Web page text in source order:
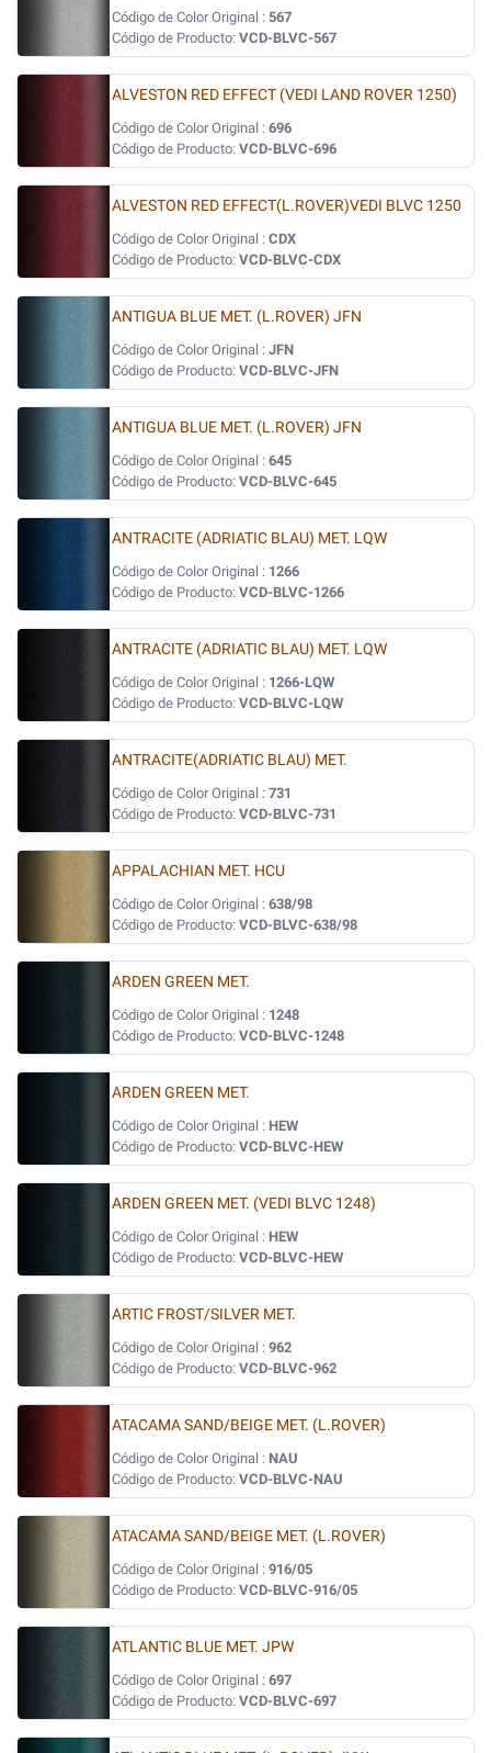
Código de Color Original : 567
Código de Producto: VCD-BLVC-567
ALVESTON RED EFFECT (VEDI LAND ROVER 1250)
Código de Color Original : 696
Código de Producto: VCD-BLVC-696
ALVESTON RED EFFECT(L.ROVER)VEDI BLVC 1250
Código de Color Original : CDX
Código de Producto: VCD-BLVC-CDX
ANTIGUA BLUE MET. (L.ROVER) JFN
Código de Color Original : JFN
Código de Producto: VCD-BLVC-JFN
ANTIGUA BLUE MET. (L.ROVER) JFN
Código de Color Original : 645
Código de Producto: VCD-BLVC-645
ANTRACITE (ADRIATIC BLAU) MET. LQW
Código de Color Original : 1266
Código de Producto: VCD-BLVC-1266
ANTRACITE (ADRIATIC BLAU) MET. LQW
Código de Color Original : 1266-LQW
Código de Producto: VCD-BLVC-LQW
ANTRACITE(ADRIATIC BLAU) MET.
Código de Color Original : 731
Código de Producto: VCD-BLVC-731
APPALACHIAN MET. HCU
Código de Color Original : 638/98
Código de Producto: VCD-BLVC-638/98
ARDEN GREEN MET.
Código de Color Original : 1248
Código de Producto: VCD-BLVC-1248
ARDEN GREEN MET.
Código de Color Original : HEW
Código de Producto: VCD-BLVC-HEW
ARDEN GREEN MET. (VEDI BLVC 1248)
Código de Color Original : HEW
Código de Producto: VCD-BLVC-HEW
ARTIC FROST/SILVER MET.
Código de Color Original : 962
Código de Producto: VCD-BLVC-962
ATACAMA SAND/BEIGE MET. (L.ROVER)
Código de Color Original : NAU
Código de Producto: VCD-BLVC-NAU
ATACAMA SAND/BEIGE MET. (L.ROVER)
Código de Color Original : 916/05
Código de Producto: VCD-BLVC-916/05
ATLANTIC BLUE MET. JPW
Código de Color Original : 697
Código de Producto: VCD-BLVC-697